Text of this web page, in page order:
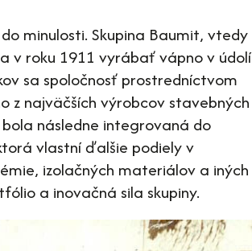
minulosti. Skupina Baumit, vtedy
v roku 1911 vyrábať vápno v údolí
sa spoločnosť prostredníctvom
z najväčších výrobcov stavebných
následne integrovaná do
vlastní ďalšie podiely v
izolačných materiálov a iných
a inovačná sila skupiny.